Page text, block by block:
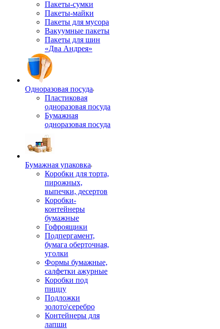
Пакеты-сумки
Пакеты-майки
Пакеты для мусора
Вакуумные пакеты
Пакеты для шин
«Два Андрея»
Одноразовая посуда
Пластиковая
одноразовая посуда
Бумажная
одноразовая посуда
Бумажная упаковка
Коробки для торта,
пирожных,
выпечки, десертов
Коробки-
контейнеры
бумажные
Гофроящики
Подпергамент,
бумага оберточная,
уголки
Формы бумажные,
салфетки ажурные
Коробки под
пиццу
Подложки
золото\серебро
Контейнеры для
лапши